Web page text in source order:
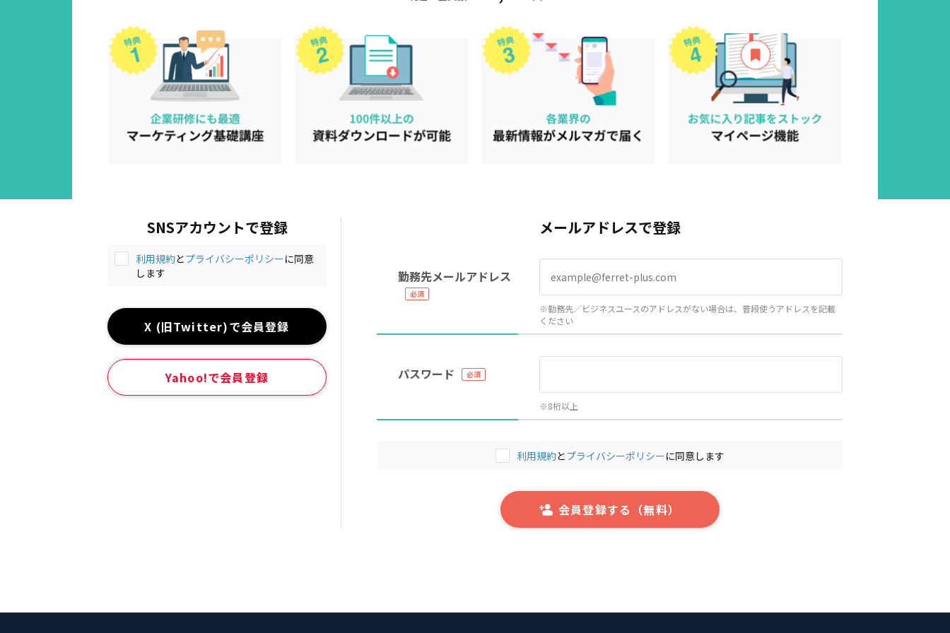
SNSアカウントで登録
利用規約とプライバシーポリシーに同意
します
X (旧Twitter)で会員登録
Yahoo!で会員登録
メールアドレスで登録
勤務先メールアドレス
※勤務先／ビジネスユースのアドレスがない場合は、普段使うアドレスを記載
ください
パスワード
※8桁以上
利用規約とプライバシーポリシーに同意します
会員登録する（無料）